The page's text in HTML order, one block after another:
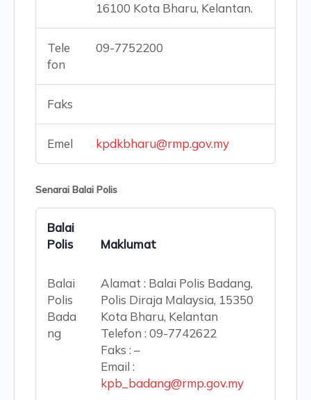
16100 Kota Bharu, Kelantan.
Tele
fon
09-7752200
Faks
Emel kpdkbharu@rmp.gov.my
Senarai Balai Polis
Balai
Polis
Maklumat
Balai
Polis
Bada
ng
Alamat : Balai Polis Badang,
Polis Diraja Malaysia, 15350
Kota Bharu, Kelantan
Telefon : 09-7742622
Faks : –
Email :
kpb_badang@rmp.gov.my